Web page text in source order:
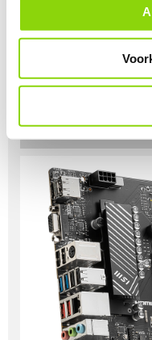
door in de footer van onze
Dit is een vormfactor
voorkomt. Hierbij
afmeting van 305 x
populair vanwege de
ALLE